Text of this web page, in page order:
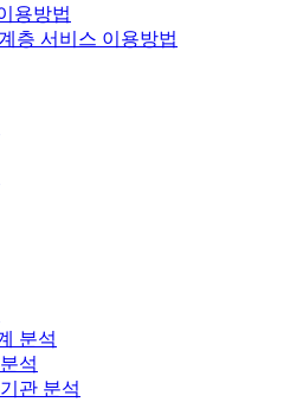
용방법
층 서비스 이용방법
분석
석
관 분석